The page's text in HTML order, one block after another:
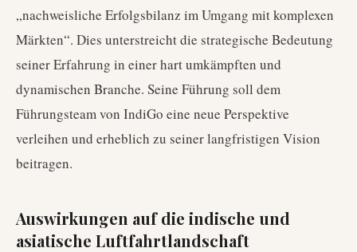
„nachweisliche Erfolgsbilanz im Umgang mit komplexen
Märkten“. Dies unterstreicht die strategische Bedeutung
seiner Erfahrung in einer hart umkämpften und
dynamischen Branche. Seine Führung soll dem
Führungsteam von IndiGo eine neue Perspektive
verleihen und erheblich zu seiner langfristigen Vision
beitragen.
Auswirkungen auf die indische und
asiatische Luftfahrtlandschaft